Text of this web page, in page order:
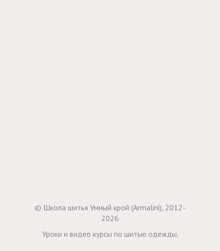
© Школа шитья Умный крой (Armalini), 2012-
2026
Уроки и видео курсы по шитью одежды.